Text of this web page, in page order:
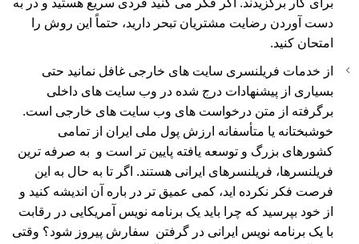
برای کار برگزیدند. اگر فکر می کنید فردی سریع هستید و در به
دست آوردن رضایت مشتریان تبحر دارید، حتماً این روش را
امتحان کنید.
از خدمات فریلنسری سایت های خارجی غافل نمانید حتی
بسیاری از پیشنهادات درج شده در وب سایت های داخلی
برگرفته از متن درخواست های وب سایت های خارجی است.
خوشبختانه یا متأسفانه ارزش پول ملی ایران از تمامی
کشورهای بزرگ و توسعه یافته پایین تر است و به صرفه ترین
فریلنسرها، فریلنسرهای ایرانی هستند. اگر تا به حال به این
فرصت فکر نکرده اید، کمی عمیق تر در باره آن اندیشه کنید و
از خود بپرسید که چرا باید یک برنامه نویس آمریکایی در رقابت
با یک برنامه نویس ایرانی در گرفتن سفارش پیروز شود؟ وقتی